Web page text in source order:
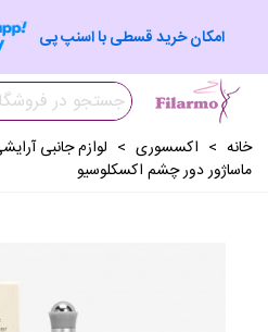
امکان خرید قسطی با اسنپ پی
خانه > اکسسوری > لوازم جانبی
ماساژور دور چشم اکسکلوسیو